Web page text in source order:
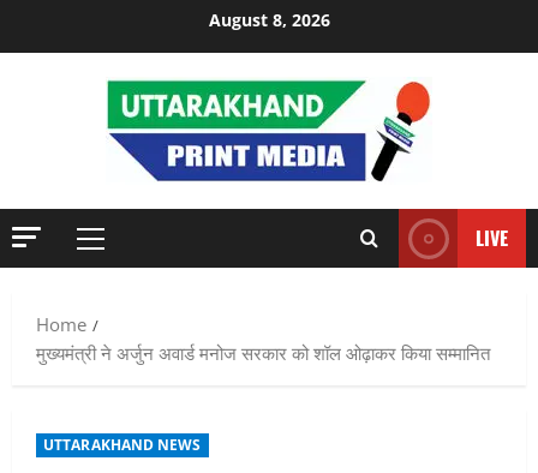
August 8, 2026
Primary
LIVE
Home
मुख्यमंत्री ने अर्जुन अवार्ड मनोज सरकार को शॉल ओढ़ाकर किया सम्मानित
UTTARAKHAND NEWS